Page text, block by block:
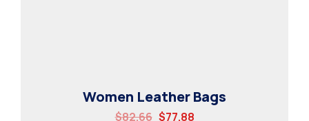
Women Leather Bags
$82.66 $77.88